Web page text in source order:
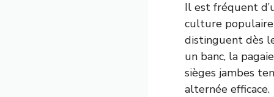
Il est fréquent
culture populaire
distinguent dès
un banc, la
sièges jambes
alternée efficace.